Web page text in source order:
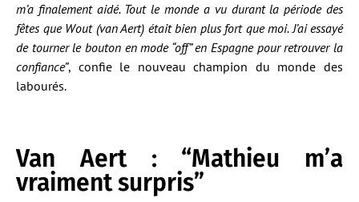
m’a finalement aidé. Tout le monde a vu durant la période des
fêtes que Wout (van Aert) était bien plus fort que moi. J’ai essayé
de tourner le bouton en mode “off” en Espagne pour retrouver la
confiance”, confie le nouveau champion du monde des
labourés.
Van Aert : “Mathieu m’a
vraiment surpris”